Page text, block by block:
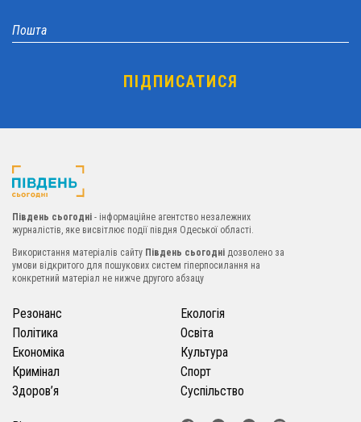
Південь сьогодні - інформаційне агентство незалежних
журналістів, яке висвітлює події півдня Одеської області.
Використання матеріалів сайту Південь сьогодні дозволено за
умови відкритого для пошукових систем гіперпосилання на
конкретний матеріал не нижче другого абзацу
Резонанс
Політика
Економіка
Кримінал
Здоров’я
Екологія
Освіта
Культура
Спорт
Суспільство